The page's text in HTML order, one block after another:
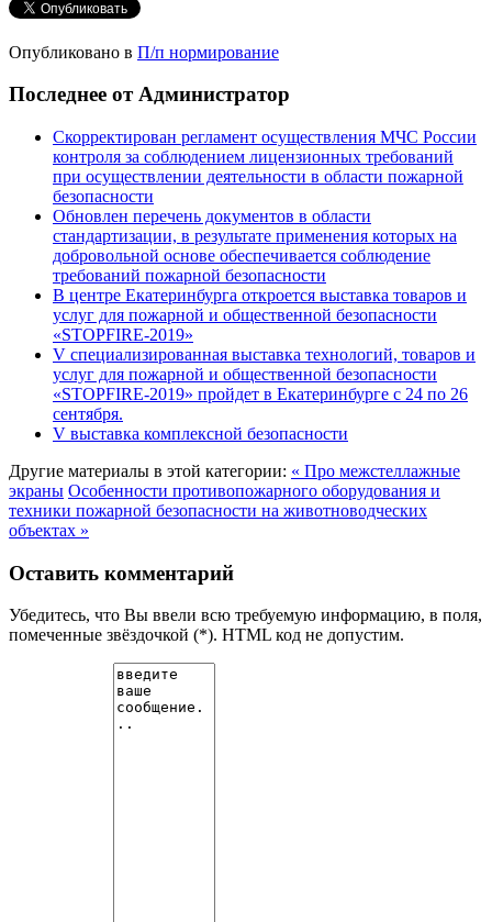
Опубликовано в П/п нормирование
Последнее от Администратор
Скорректирован регламент осуществления МЧС России
контроля за соблюдением лицензионных требований
при осуществлении деятельности в области пожарной
безопасности
Обновлен перечень документов в области
стандартизации, в результате применения которых на
добровольной основе обеспечивается соблюдение
требований пожарной безопасности
В центре Екатеринбурга откроется выставка товаров и
услуг для пожарной и общественной безопасности
«STOPFIRE-2019»
V специализированная выставка технологий, товаров и
услуг для пожарной и общественной безопасности
«STOPFIRE-2019» пройдет в Екатеринбурге с 24 по 26
сентября.
V выставка комплексной безопасности
Другие материалы в этой категории: « Про межстеллажные
экраны Особенности противопожарного оборудования и
техники пожарной безопасности на животноводческих
объектах »
Оставить комментарий
Убедитесь, что Вы ввели всю требуемую информацию, в поля,
помеченные звёздочкой (*). HTML код не допустим.